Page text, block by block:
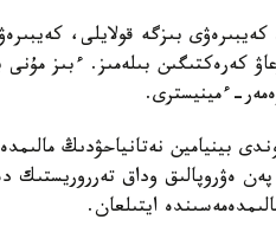
بىزگە قولايلى،
كەرەكتىگىن بىلەمىز. ءبىز
ءمينيسترى.
بينيامين نەتانياحۋدىڭ
ەۋروپالىق وداق